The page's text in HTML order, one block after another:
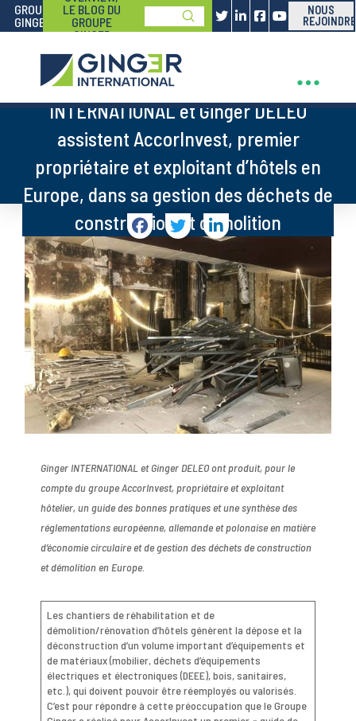
GROUPE
GINGER
LE BLOG DU
GROUPE
GINGER
Search
Submit
NOUS
REJOINDRE
En 2023 et 2024, Ginger
INTERNATIONAL et Ginger DELEO
assistent AccorInvest, premier
propriétaire et exploitant d’hôtels en
Europe, dans sa gestion des déchets de
construction et démolition
Ginger INTERNATIONAL et Ginger DELEO ont produit, pour le
compte du groupe AccorInvest, propriétaire et exploitant
hôtelier, un guide des bonnes pratiques et une synthèse des
réglementations européenne, allemande et polonaise en matière
d’économie circulaire et de gestion des déchets de construction
et démolition en Europe.
Les chantiers de réhabilitation et de
démolition/rénovation d’hôtels génèrent la dépose et la
déconstruction d’un volume important d’équipements et
de matériaux (mobilier, déchets d’équipements
électriques et électroniques (DEEE), bois, sanitaires,
etc.), qui doivent pouvoir être réemployés ou valorisés.
C’est pour répondre à cette préoccupation que le Groupe